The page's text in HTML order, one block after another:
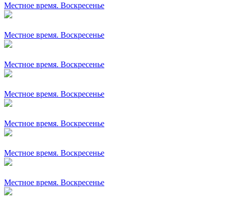
Местное время. Воскресенье
Местное время. Воскресенье
Местное время. Воскресенье
Местное время. Воскресенье
Местное время. Воскресенье
Местное время. Воскресенье
Местное время. Воскресенье